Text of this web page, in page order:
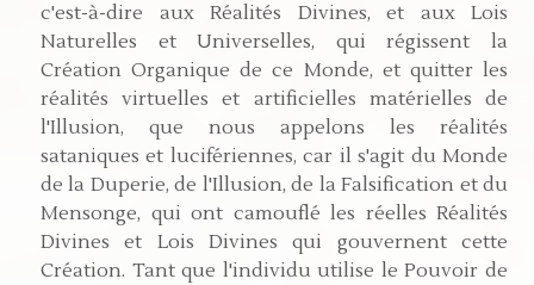
c'est-à-dire aux Réalités Divines, et aux Lois
Naturelles et Universelles, qui régissent la
Création Organique de ce Monde, et quitter les
réalités virtuelles et artificielles matérielles de
l'Illusion, que nous appelons les réalités
sataniques et lucifériennes, car il s'agit du Monde
de la Duperie, de l'Illusion, de la Falsification et du
Mensonge, qui ont camouflé les réelles Réalités
Divines et Lois Divines qui gouvernent cette
Création. Tant que l'individu utilise le Pouvoir de